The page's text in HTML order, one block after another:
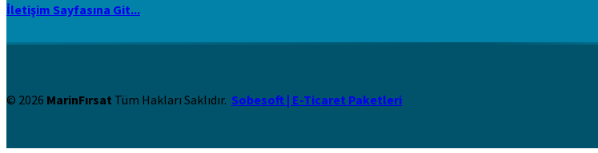
İletişim Sayfasına Git...
© 2026 MarinFırsat Tüm Hakları Saklıdır. Sobesoft | E-Ticaret Paketleri